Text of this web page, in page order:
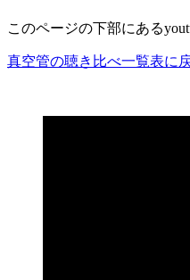
このページの下部にある
真空管の聴き比べ一覧表に